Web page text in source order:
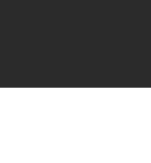
MNAM-CCI/Hélène Mauri/Dist.